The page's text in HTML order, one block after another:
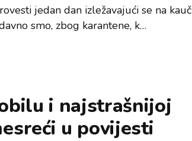
jedan dan izležavajući se na
smo, zbog karantene, k…
i najstrašnijoj
u povijesti